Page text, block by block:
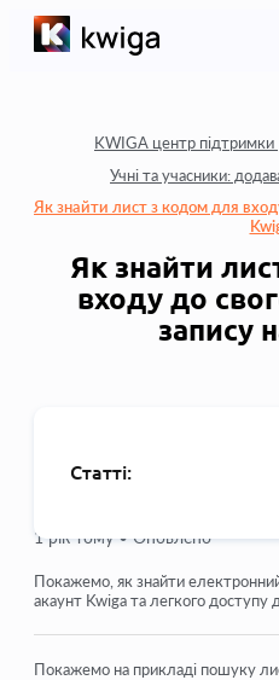
KWIGA центр підтримки
Учні та учасники:
Як знайти лист з кодом для
Як знайти
входу до
запису
Статті:
Як відкрити учню доступ
Як переглянути прогрес
1 рік тому • Оновлено
Покажемо, як знайти
акаунт Kwiga та легкого доступу
Покажемо на прикладі пошуку